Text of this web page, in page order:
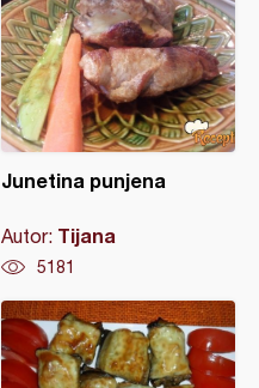
Junetina punjena
Autor: Tijana
5181